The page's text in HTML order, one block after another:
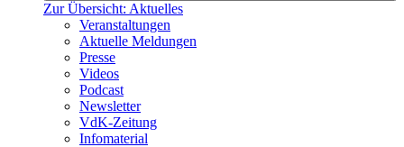
Zur Übersicht: Aktuelles
Veranstaltungen
Aktuelle Meldungen
Presse
Videos
Podcast
Newsletter
VdK-Zeitung
Infomaterial